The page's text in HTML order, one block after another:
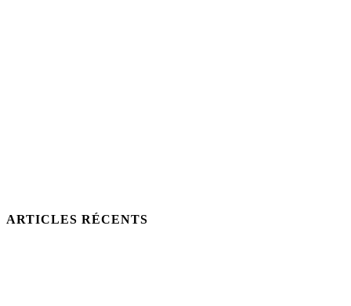
ARTICLES RÉCENTS